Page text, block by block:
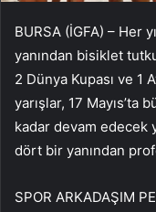
BURSA (İGFA) – Her
yanından bisiklet
2 Dünya Kupası ve 1
yarışlar, 17 Mayıs’ta
kadar devam edecek
dört bir yanından
SPOR ARKADAŞIM